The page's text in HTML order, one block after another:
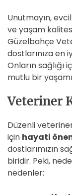
Unutmayın,
ve yaşam
Güzelbahçe
dostlarınıza en
Onların sağlığı
mutlu bir
Veteriner
Düzenli
için hayati
dostlarımızın
biridir. Peki,
nedenler: